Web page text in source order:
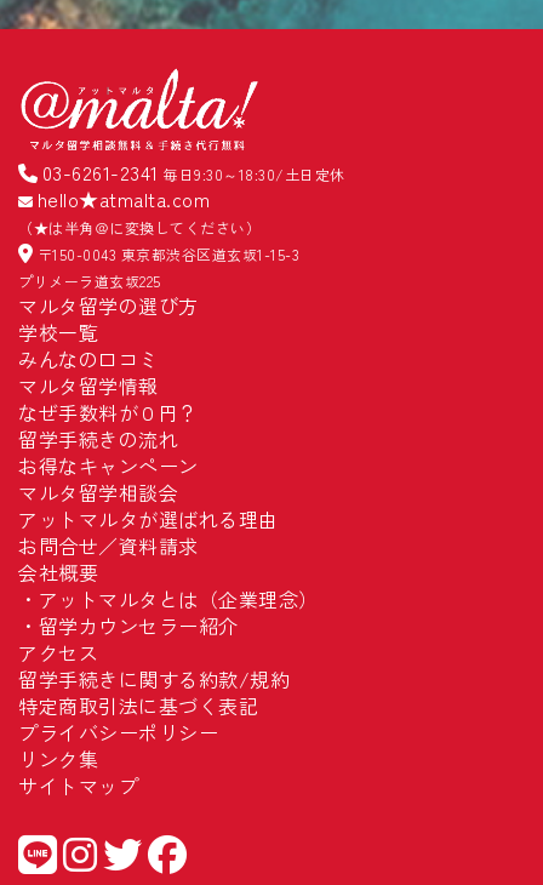
03-6261-2341 毎日9:30～18:30/土日定休
hello★atmalta.com
（★は半角＠に変換してください）
〒150-0043 東京都渋谷区道玄坂1-15-3
プリメーラ道玄坂225
マルタ留学の選び方
学校一覧
みんなの口コミ
マルタ留学情報
なぜ手数料が０円？
留学手続きの流れ
お得なキャンペーン
マルタ留学相談会
アットマルタが選ばれる理由
お問合せ／資料請求
会社概要
・ アットマルタとは（企業理念）
・ 留学カウンセラー紹介
アクセス
留学手続きに関する約款/規約
特定商取引法に基づく表記
プライバシーポリシー
リンク集
サイトマップ